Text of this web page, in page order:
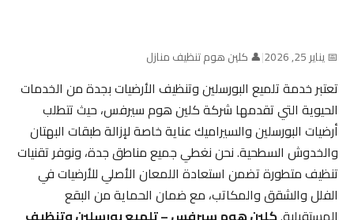
📅 يناير 25, 2026 |👤 كلين هوم تنظيف منازل
تعتبر خدمة تلميع البورسلين وتنظيف الأرضيات بجدة من الخدمات
الحيوية التي تقدمها شركة كلين هوم سيرفس، حيث تتطلب
أرضيات البورسلين والسيراميك عناية خاصة لإزالة طبقات البهتان
والخدوش السطحية. نحن نغطي جميع مناطق جدة، ونوفر تقنيات
تنظيف متطورة تضمن استعادة اللمعان الأصلي للأرضيات في
الفلل والشقق والمكاتب، مع ضمان الحماية من البقع